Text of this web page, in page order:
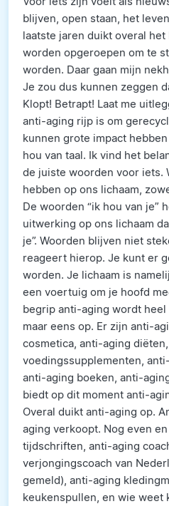
blijven, open staan, het
laatste jaren duikt overal
worden opgeroepen om te
worden. Daar gaan mijn
Je zou dus kunnen zeggen
Klopt! Betrapt! Laat me
anti-aging rijp is om
kunnen grote impact
hou van taal. Ik vind het
de juiste woorden voor iets.
hebben op ons lichaam,
De woorden “ik hou van je”
uitwerking op ons lichaam
je”. Woorden blijven niet
reageert hierop. Je kunt er
worden. Je lichaam is
een voertuig om je hoofd
begrip anti-aging wordt
maar eens op. Er zijn anti-
cosmetica, anti-aging
voedingssupplementen,
anti-aging boeken, anti-
biedt op dit moment anti-
Overal duikt anti-aging op.
aging verkoopt. Nog even
tijdschriften, anti-aging
verjongingscoach van
gemeld), anti-aging
keukenspullen, en wie weet